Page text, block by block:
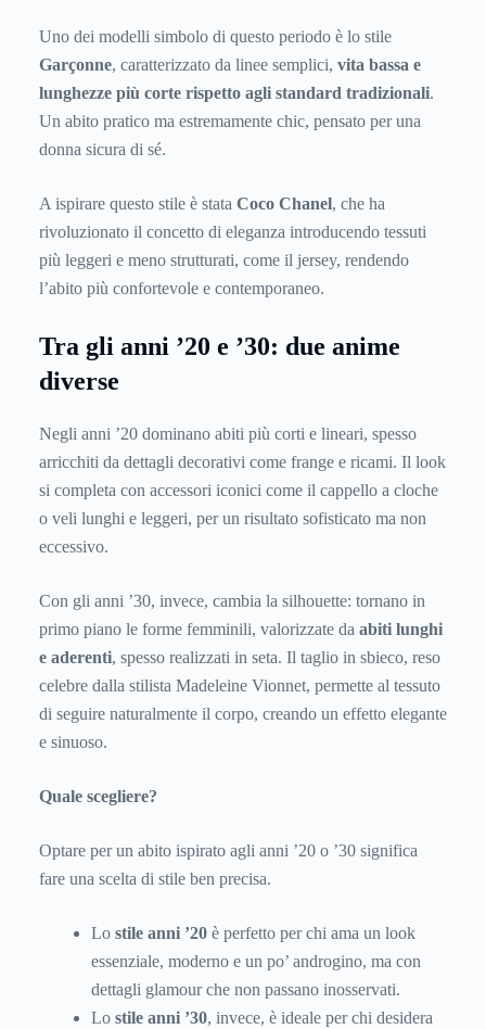
Uno dei modelli simbolo di questo periodo è lo stile
Garçonne, caratterizzato da linee semplici, vita bassa e
lunghezze più corte rispetto agli standard tradizionali.
Un abito pratico ma estremamente chic, pensato per una
donna sicura di sé.
A ispirare questo stile è stata Coco Chanel, che ha
rivoluzionato il concetto di eleganza introducendo tessuti
più leggeri e meno strutturati, come il jersey, rendendo
l’abito più confortevole e contemporaneo.
Tra gli anni ’20 e ’30: due anime
diverse
Negli anni ’20 dominano abiti più corti e lineari, spesso
arricchiti da dettagli decorativi come frange e ricami. Il look
si completa con accessori iconici come il cappello a cloche
o veli lunghi e leggeri, per un risultato sofisticato ma non
eccessivo.
Con gli anni ’30, invece, cambia la silhouette: tornano in
primo piano le forme femminili, valorizzate da abiti lunghi
e aderenti, spesso realizzati in seta. Il taglio in sbieco, reso
celebre dalla stilista Madeleine Vionnet, permette al tessuto
di seguire naturalmente il corpo, creando un effetto elegante
e sinuoso.
Quale scegliere?
Optare per un abito ispirato agli anni ’20 o ’30 significa
fare una scelta di stile ben precisa.
Lo stile anni ’20 è perfetto per chi ama un look
essenziale, moderno e un po’ androgino, ma con
dettagli glamour che non passano inosservati.
Lo stile anni ’30, invece, è ideale per chi desidera